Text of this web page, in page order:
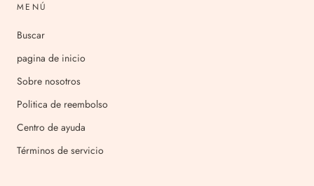
MENÚ
Buscar
pagina de inicio
Sobre nosotros
Politica de reembolso
Centro de ayuda
Términos de servicio